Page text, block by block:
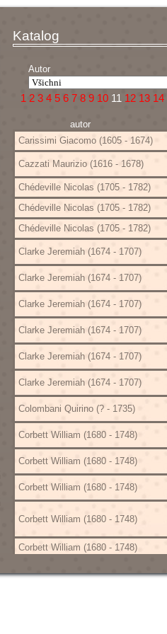
Katalog
Autor
1 2 3 4 5 6 7 8 9 10 11 12 13 14
autor
Carissimi Giacomo (1605 - 1674)
Cazzati Maurizio (1616 - 1678)
Chédeville Nicolas (1705 - 1782)
Chédeville Nicolas (1705 - 1782)
Chédeville Nicolas (1705 - 1782)
Clarke Jeremiah (1674 - 1707)
Clarke Jeremiah (1674 - 1707)
Clarke Jeremiah (1674 - 1707)
Clarke Jeremiah (1674 - 1707)
Clarke Jeremiah (1674 - 1707)
Clarke Jeremiah (1674 - 1707)
Colombani Quirino (? - 1735)
Corbett William (1680 - 1748)
Corbett William (1680 - 1748)
Corbett William (1680 - 1748)
Corbett William (1680 - 1748)
Corbett William (1680 - 1748)